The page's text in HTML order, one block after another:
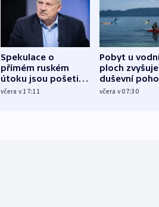
Spekulace o
přímém ruském
útoku jsou pošetilé,
míní estonský
včera v 17:11
Pobyt u
ploch zvyšuje
duševní
ukázala
včera v 07:30